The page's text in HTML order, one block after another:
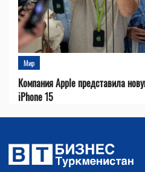
Мир
Компания Apple представила
iPhone 15